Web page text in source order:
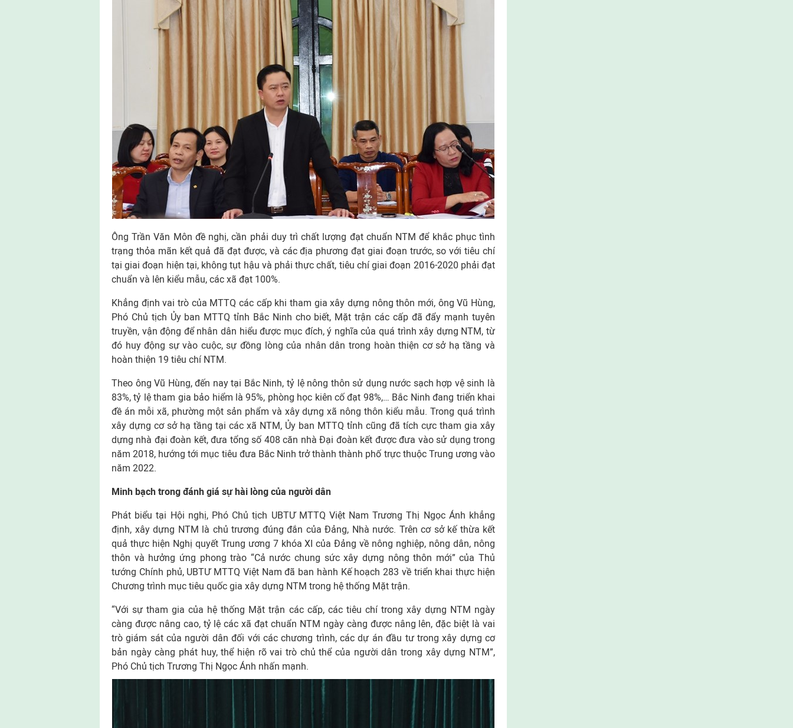
Ông Trần Văn Môn đề nghị, cần phải duy trì chất lượng đạt chuẩn NTM để khắc phục tình
trạng thỏa mãn kết quả đã đạt được, và các địa phương đạt giai đoạn trước, so với tiêu chí
tại giai đoạn hiện tại, không tụt hậu và phải thực chất, tiêu chí giai đoạn 2016-2020 phải đạt
chuẩn và lên kiểu mẫu, các xã đạt 100%.
Khẳng định vai trò của MTTQ các cấp khi tham gia xây dựng nông thôn mới, ông Vũ Hùng,
Phó Chủ tịch Ủy ban MTTQ tỉnh Bắc Ninh cho biết, Mặt trận các cấp đã đẩy mạnh tuyên
truyền, vận động để nhân dân hiểu được mục đích, ý nghĩa của quá trình xây dựng NTM, từ
đó huy động sự vào cuộc, sự đồng lòng của nhân dân trong hoàn thiện cơ sở hạ tầng và
hoàn thiện 19 tiêu chí NTM.
Theo ông Vũ Hùng, đến nay tại Bắc Ninh, tỷ lệ nông thôn sử dụng nước sạch hợp vệ sinh là
83%, tỷ lệ tham gia bảo hiểm là 95%, phòng học kiên cố đạt 98%,… Bắc Ninh đang triển khai
đề án mỗi xã, phường một sản phẩm và xây dựng xã nông thôn kiểu mẫu. Trong quá trình
xây dựng cơ sở hạ tầng tại các xã NTM, Ủy ban MTTQ tỉnh cũng đã tích cực tham gia xây
dựng nhà đại đoàn kết, đưa tổng số 408 căn nhà Đại đoàn kết được đưa vào sử dụng trong
năm 2018, hướng tới mục tiêu đưa Bắc Ninh trở thành thành phố trực thuộc Trung ương vào
năm 2022.
Minh bạch trong đánh giá sự hài lòng của người dân
Phát biểu tại Hội nghị, Phó Chủ tịch UBTƯ MTTQ Việt Nam Trương Thị Ngọc Ánh khẳng
định, xây dựng NTM là chủ trương đúng đắn của Đảng, Nhà nước. Trên cơ sở kế thừa kết
quả thực hiện Nghị quyết Trung ương 7 khóa XI của Đảng về nông nghiệp, nông dân, nông
thôn và hưởng ứng phong trào “Cả nước chung sức xây dựng nông thôn mới” của Thủ
tướng Chính phủ, UBTƯ MTTQ Việt Nam đã ban hành Kế hoạch 283 về triển khai thực hiện
Chương trình mục tiêu quốc gia xây dựng NTM trong hệ thống Mặt trận.
“Với sự tham gia của hệ thống Mặt trận các cấp, các tiêu chí trong xây dựng NTM ngày
càng được nâng cao, tỷ lệ các xã đạt chuẩn NTM ngày càng được nâng lên, đặc biệt là vai
trò giám sát của người dân đối với các chương trình, các dự án đầu tư trong xây dựng cơ
bản ngày càng phát huy, thể hiện rõ vai trò chủ thể của người dân trong xây dựng NTM”,
Phó Chủ tịch Trương Thị Ngọc Ánh nhấn mạnh.